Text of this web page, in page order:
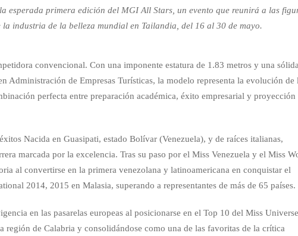
esperada primera edición del MGI All Stars, un evento que reunirá a las
la industria de la belleza mundial en Tailandia, del 16 al 30 de mayo.
convencional. Con una imponente estatura de 1.83 metros y una sólida
Administración de Empresas Turísticas, la modelo representa la evolución de
perfecta entre preparación académica, éxito empresarial y proyección
Nacida en Guasipati, estado Bolívar (Venezuela), y de raíces italianas,
marcada por la excelencia. Tras su paso por el Miss Venezuela y el Miss
al convertirse en la primera venezolana y latinoamericana en conquistar el
2014, 2015 en Malasia, superando a representantes de más de 65 países.
en las pasarelas europeas al posicionarse en el Top 10 del Miss Universe
región de Calabria y consolidándose como una de las favoritas de la crítica